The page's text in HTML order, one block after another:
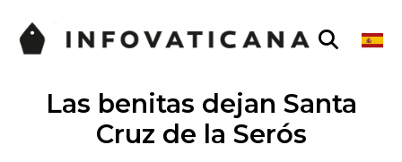
Las benitas dejan Santa
Cruz de la Serós